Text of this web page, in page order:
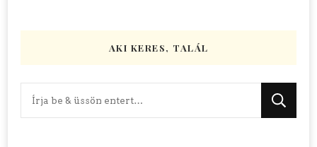
AKI KERES, TALÁL
Keres